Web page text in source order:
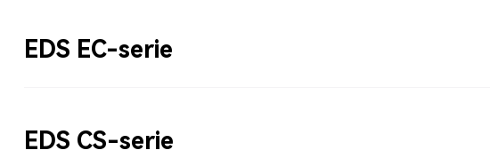
EDS EC-serie
EDS CS-serie